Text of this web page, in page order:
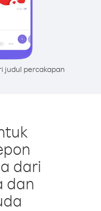
judul percakapan
dari
dan